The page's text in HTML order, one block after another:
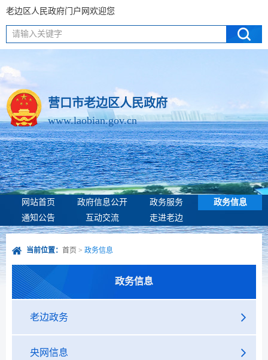
老边区人民政府门户网欢迎您
请输入关键字
营口市老边区人民政府
www.laobian.gov.cn
网站首页 政府信息公开 政务服务
政务信息
通知公告
互动交流 走进老边
当前位置： 首页 > 政务信息
政务信息
老边政务
央网信息